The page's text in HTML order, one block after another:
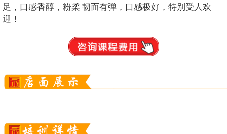
足，口感香醇，粉柔 韧而有弹，口感极好，特别受人欢
迎！